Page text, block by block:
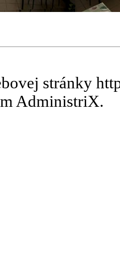
stránky
AdministriX.